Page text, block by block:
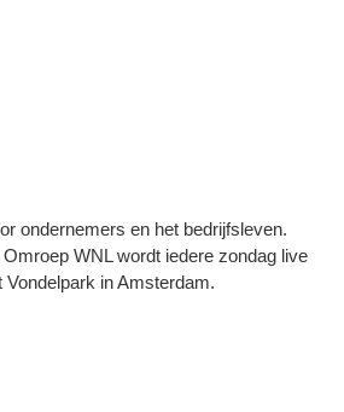
ondernemers en het bedrijfsleven.
WNL wordt iedere zondag live
Vondelpark in Amsterdam.